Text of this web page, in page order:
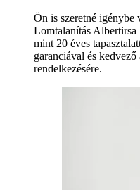
Ön is szeretné igénybe
Lomtalanítás Albertirsa
mint 20 éves
garanciával és
rendelkezésére.